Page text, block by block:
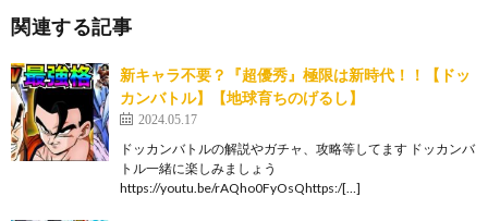
関連する記事
新キャラ不要？『超優秀』極限は新時代！！【ドッ
カンバトル】【地球育ちのげるし】
2024.05.17
ドッカンバトルの解説やガチャ、攻略等してます ドッカンバ
トル一緒に楽しみましょう
https://youtu.be/rAQho0FyOsQhttps:/[…]